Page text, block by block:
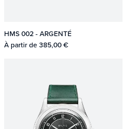
HMS 002 - ARGENTÉ
À partir de385,00 €